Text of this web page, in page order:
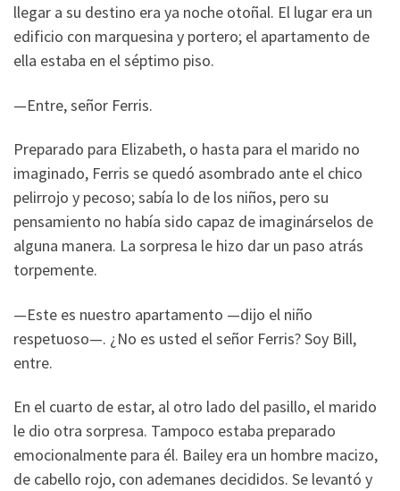
llegar a su destino era ya noche otoñal. El lugar era un
edificio con marquesina y portero; el apartamento de
ella estaba en el séptimo piso.
—Entre, señor Ferris.
Preparado para Elizabeth, o hasta para el marido no
imaginado, Ferris se quedó asombrado ante el chico
pelirrojo y pecoso; sabía lo de los niños, pero su
pensamiento no había sido capaz de imaginárselos de
alguna manera. La sorpresa le hizo dar un paso atrás
torpemente.
—Este es nuestro apartamento —dijo el niño
respetuoso—. ¿No es usted el señor Ferris? Soy Bill,
entre.
En el cuarto de estar, al otro lado del pasillo, el marido
le dio otra sorpresa. Tampoco estaba preparado
emocionalmente para él. Bailey era un hombre macizo,
de cabello rojo, con ademanes decididos. Se levantó y